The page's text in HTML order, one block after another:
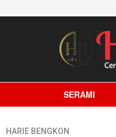
SERAMI
HARIE BENGKON